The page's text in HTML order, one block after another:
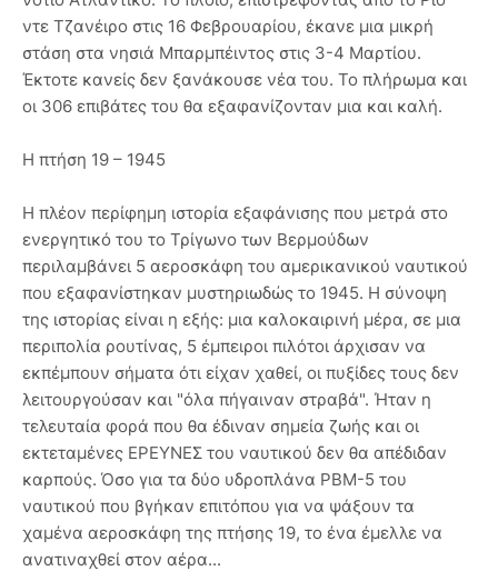
ντε Τζανέιρο στις 16 Φεβρουαρίου, έκανε μια μικρή
στάση στα νησιά Μπαρμπέιντος στις 3-4 Μαρτίου.
Έκτοτε κανείς δεν ξανάκουσε νέα του. Το πλήρωμα και
οι 306 επιβάτες του θα εξαφανίζονταν μια και καλή.
Η πτήση 19 – 1945
Η πλέον περίφημη ιστορία εξαφάνισης που μετρά στο
ενεργητικό του το Τρίγωνο των Βερμούδων
περιλαμβάνει 5 αεροσκάφη του αμερικανικού ναυτικού
που εξαφανίστηκαν μυστηριωδώς το 1945. Η σύνοψη
της ιστορίας είναι η εξής: μια καλοκαιρινή μέρα, σε μια
περιπολία ρουτίνας, 5 έμπειροι πιλότοι άρχισαν να
εκπέμπουν σήματα ότι είχαν χαθεί, οι πυξίδες τους δεν
λειτουργούσαν και "όλα πήγαιναν στραβά". Ήταν η
τελευταία φορά που θα έδιναν σημεία ζωής και οι
εκτεταμένες ΕΡΕΥΝΕΣ του ναυτικού δεν θα απέδιδαν
καρπούς. Όσο για τα δύο υδροπλάνα PBM-5 του
ναυτικού που βγήκαν επιτόπου για να ψάξουν τα
χαμένα αεροσκάφη της πτήσης 19, το ένα έμελλε να
ανατιναχθεί στον αέρα...